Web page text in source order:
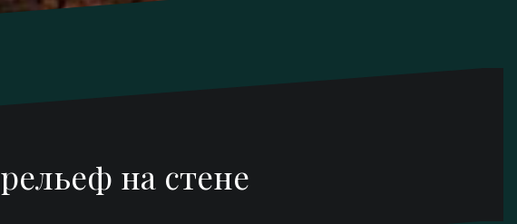
рельеф на стене